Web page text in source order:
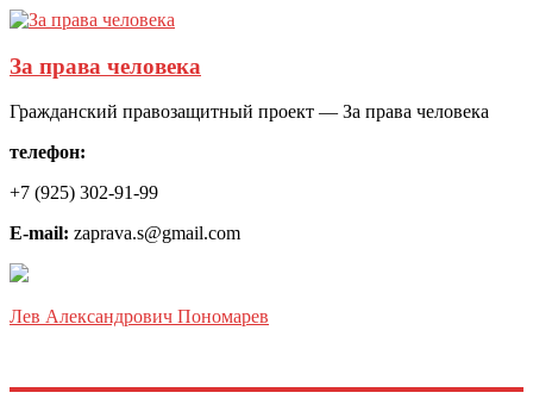
За права человека
Гражданский правозащитный проект — За права человека
телефон:
+7 (925) 302-91-99
E-mail: zaprava.s@gmail.com
Лев Александрович Пономарев